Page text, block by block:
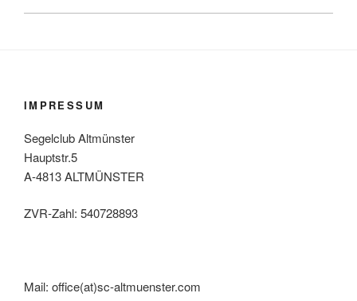
IMPRESSUM
Segelclub Altmünster
Hauptstr.5
A-4813 ALTMÜNSTER
ZVR-Zahl: 540728893
Mail: office(at)sc-altmuenster.com